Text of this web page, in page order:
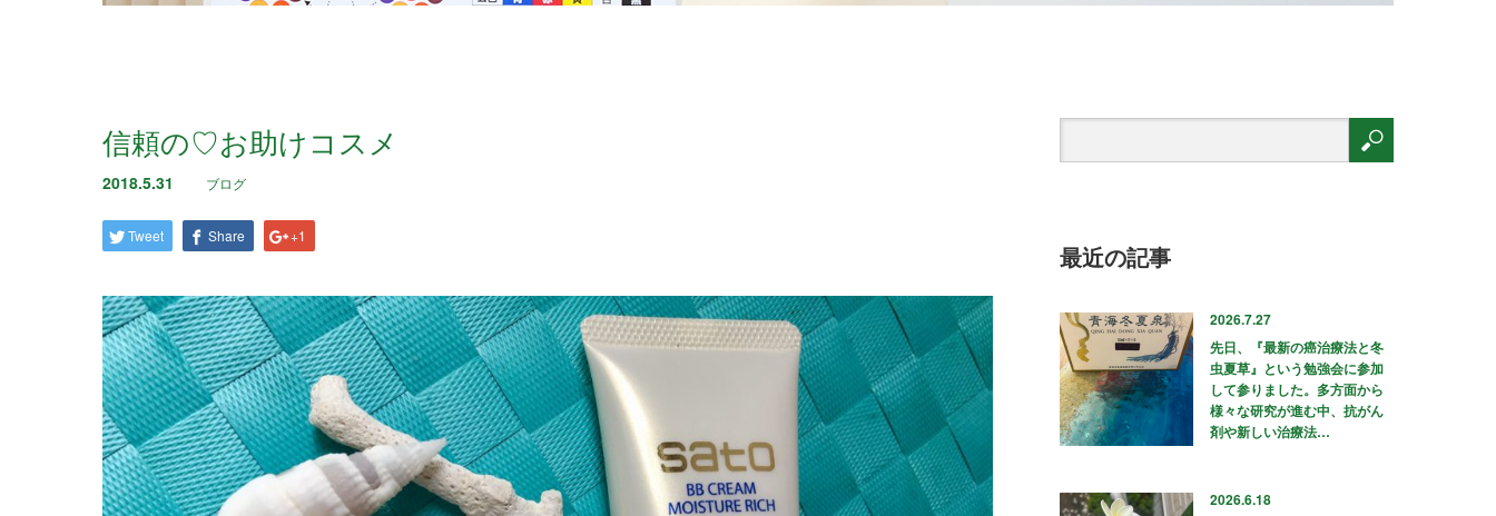
信頼の♡お助けコスメ
2018.5.31 ブログ
Tweet Share +1
最近の記事
2026.7.27
先日、『最新の癌治療法と冬
虫夏草』という勉強会に参加
して参りました。多方面から
様々な研究が進む中、抗がん
剤や新しい治療法…
2026.6.18